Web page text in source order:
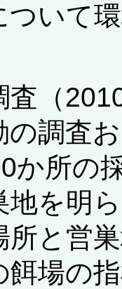
ついて
査（
の調査
か所の
地を明
所と営
餌場の